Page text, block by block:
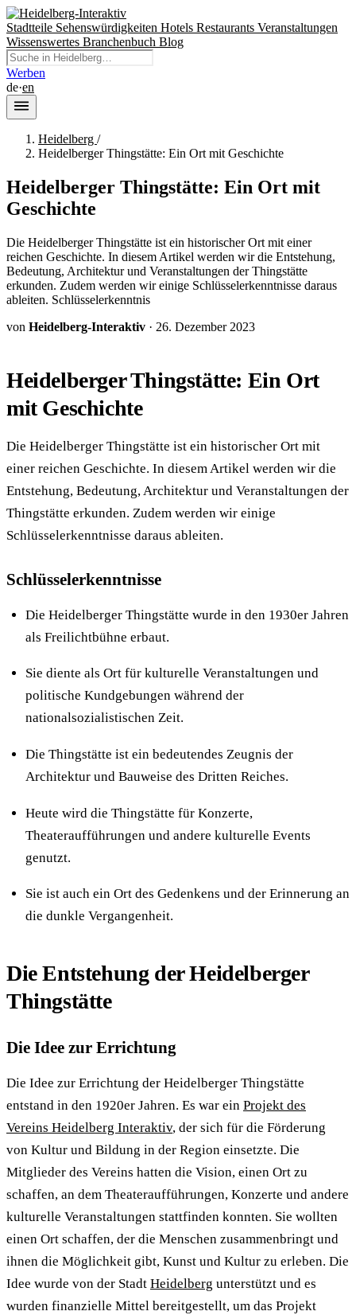
Stadtteile Sehenswürdigkeiten Hotels Restaurants Veranstaltungen
Wissenswertes Branchenbuch Blog
Werben
de·en
Heidelberg /
Heidelberger Thingstätte: Ein Ort mit Geschichte
Heidelberger Thingstätte: Ein Ort mit
Geschichte
Die Heidelberger Thingstätte ist ein historischer Ort mit einer
reichen Geschichte. In diesem Artikel werden wir die Entstehung,
Bedeutung, Architektur und Veranstaltungen der Thingstätte
erkunden. Zudem werden wir einige Schlüsselerkenntnisse daraus
ableiten. Schlüsselerkenntnis
von Heidelberg-Interaktiv · 26. Dezember 2023
Heidelberger Thingstätte: Ein Ort
mit Geschichte
Die Heidelberger Thingstätte ist ein historischer Ort mit
einer reichen Geschichte. In diesem Artikel werden wir die
Entstehung, Bedeutung, Architektur und Veranstaltungen der
Thingstätte erkunden. Zudem werden wir einige
Schlüsselerkenntnisse daraus ableiten.
Schlüsselerkenntnisse
Die Heidelberger Thingstätte wurde in den 1930er Jahren
als Freilichtbühne erbaut.
Sie diente als Ort für kulturelle Veranstaltungen und
politische Kundgebungen während der
nationalsozialistischen Zeit.
Die Thingstätte ist ein bedeutendes Zeugnis der
Architektur und Bauweise des Dritten Reiches.
Heute wird die Thingstätte für Konzerte,
Theateraufführungen und andere kulturelle Events
genutzt.
Sie ist auch ein Ort des Gedenkens und der Erinnerung an
die dunkle Vergangenheit.
Die Entstehung der Heidelberger
Thingstätte
Die Idee zur Errichtung
Die Idee zur Errichtung der Heidelberger Thingstätte
entstand in den 1920er Jahren. Es war ein Projekt des
Vereins Heidelberg Interaktiv, der sich für die Förderung
von Kultur und Bildung in der Region einsetzte. Die
Mitglieder des Vereins hatten die Vision, einen Ort zu
schaffen, an dem Theateraufführungen, Konzerte und andere
kulturelle Veranstaltungen stattfinden konnten. Sie wollten
einen Ort schaffen, der die Menschen zusammenbringt und
ihnen die Möglichkeit gibt, Kunst und Kultur zu erleben. Die
Idee wurde von der Stadt Heidelberg unterstützt und es
wurden finanzielle Mittel bereitgestellt, um das Projekt